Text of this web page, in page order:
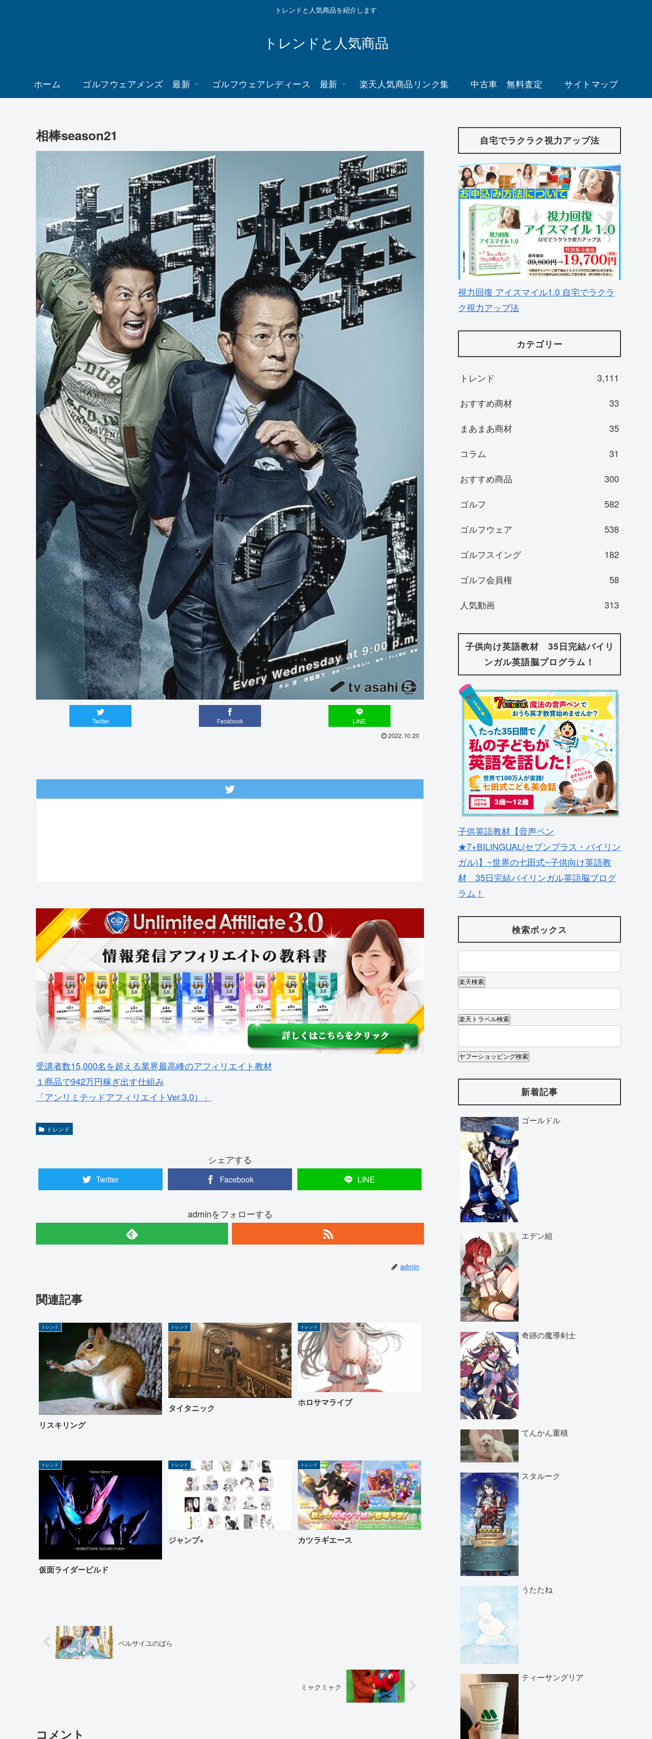
トレンドと人気商品を紹介します
トレンドと人気商品
ホーム ゴルフウェアメンズ 最新 ゴルフウェアレディース 最新 楽天人気商品リンク集 中古車 無料査定 サイトマップ
相棒season21
Twitter Facebook LINE
2022.10.20
受講者数15,000名を超える業界最高峰のアフィリエイト教材
１商品で942万円稼ぎ出す仕組み
「アンリミテッドアフィリエイトVer.3.0）」
トレンド
シェアする
Twitter Facebook LINE
adminをフォローする
admin
関連記事
トレンド
リスキリング
トレンド
タイタニック
トレンド
ホロサマライブ
トレンド
仮面ライダービルド
トレンド
ジャンプ+
トレンド
カツラギエース
ベルサイユのばら
ミャクミャク
コメント
自宅でラクラク視力アップ法
視力回復 アイスマイル1.0 自宅でラクラ
ク視力アップ法
カテゴリー
トレンド
3,111
おすすめ商材
33
まあまあ商材
35
コラム
31
おすすめ商品
300
ゴルフ
582
ゴルフウェア
538
ゴルフスイング
182
ゴルフ会員権
58
人気動画
313
子供向け英語教材 35日完結バイリ
ンガル英語脳プログラム！
子供英語教材【音声ペン
★7+BILINGUAL(セブンプラス・バイリン
ガル)】~世界の七田式~子供向け英語教
材 35日完結バイリンガル英語脳プログ
ラム！
検索ボックス
新着記事
ゴールドル
エデン組
奇跡の魔導剣士
てんかん重積
スタルーク
うたたね
ティーサングリア